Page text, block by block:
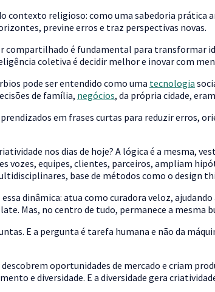
contexto religioso: como uma sabedoria prática
previne erros e traz perspectivas novas.
compartilhado é fundamental para transformar
coletiva é decidir melhor e inovar com
pode ser entendido como uma tecnologia
de família, negócios, da própria cidade,
em frases curtas para reduzir erros,
nos dias de hoje? A lógica é a mesma,
vozes, equipes, clientes, parceiros, ampliam
base de métodos como o design
dinâmica: atua como curadora veloz,
Mas, no centro de tudo, permanece a mesma
E a pergunta é tarefa humana e não da
oportunidades de mercado e criam
e diversidade. E a diversidade gera